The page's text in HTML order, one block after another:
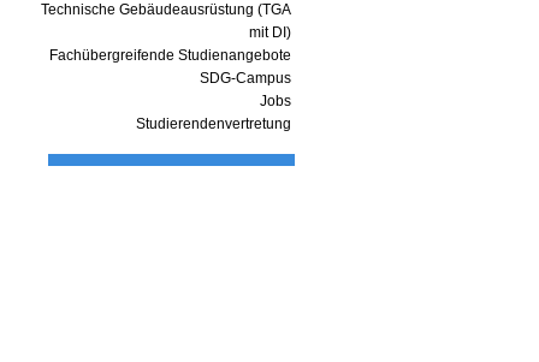
Technische Gebäudeausrüstung (TGA
mit DI)
Fachübergreifende Studienangebote
SDG-Campus
Jobs
Studierendenvertretung